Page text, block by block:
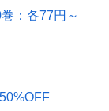
：各77円～